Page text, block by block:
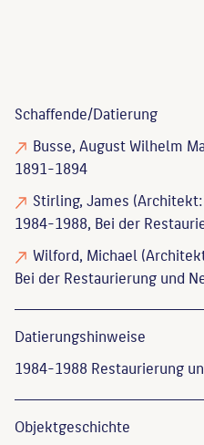
Schaffende/Datierung
Busse, August Wilhelm
1891-1894
Stirling, James
1984-1988, Bei der
Wilford, Michael
Bei der Restaurierung und
Datierungs­hinweise
1984-1988 Restaurierung
Objekt­geschichte